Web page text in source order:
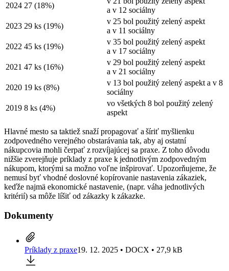
2024 27 (18%)
a v 12 sociálny
2023 29 ks (19%)
v 25 bol použitý zelený aspekt
a v 11 sociálny
2022 45 ks (19%)
v 35 bol použitý zelený aspekt
a v 17 sociálny
2021 47 ks (16%)
v 29 bol použitý zelený aspekt
a v 21 sociálny
2020 19 ks (8%)
v 13 bol použitý zelený aspekt a v 8
sociálny
2019 8 ks (4%)
vo všetkých 8 bol použitý zelený
aspekt
Hlavné mesto sa taktiež snaží propagovať a šíriť myšlienku
zodpovedného verejného obstarávania tak, aby aj ostatní
nákupcovia mohli čerpať z rozvíjajúcej sa praxe. Z toho dôvodu
nižšie zverejňuje príklady z praxe k jednotlivým zodpovedným
nákupom, ktorými sa možno voľne inšpirovať. Upozorňujeme, že
nemusí byť vhodné doslovné kopírovanie nastavenia zákaziek,
keďže najmä ekonomické nastavenie, (napr. váha jednotlivých
kritérií) sa môže líšiť od zákazky k zákazke.
Dokumenty
Príklady z praxe19. 12. 2025 • DOCX • 27,9 kB